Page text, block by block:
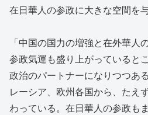
在日華人の参政に大きな空間を
「中国の国力の増強と在外華人
参政気運も盛り上がっていると
政治のパートナーになりつつあ
レーシア、欧州各国から、たえ
わっている。在日華人の参政も